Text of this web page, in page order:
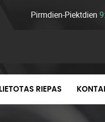
Pirmdien-Piektdien
LIETOTAS RIEPAS